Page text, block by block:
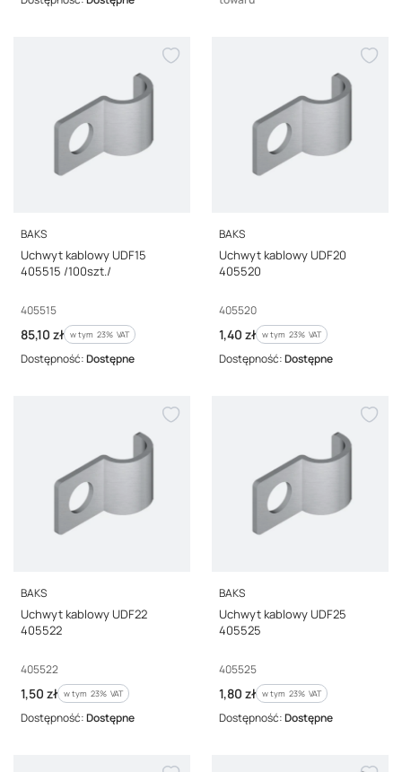
PRODUCENT
BAKS
Uchwyt kablowy UDF15
405515 /100szt./
Kod producenta
405515
Cena brutto
85,10 zł w tym %s VAT
w tym 23% VAT
Dostępność:Dostępne
PRODUCENT
BAKS
Uchwyt kablowy UDF20
405520
Kod producenta
405520
Cena brutto
1,40 zł w tym %s VAT
w tym 23% VAT
Dostępność:Dostępne
PRODUCENT
BAKS
Uchwyt kablowy UDF22
405522
Kod producenta
405522
Cena brutto
1,50 zł w tym %s VAT
w tym 23% VAT
Dostępność:Dostępne
PRODUCENT
BAKS
Uchwyt kablowy UDF25
405525
Kod producenta
405525
Cena brutto
1,80 zł w tym %s VAT
w tym 23% VAT
Dostępność:Dostępne